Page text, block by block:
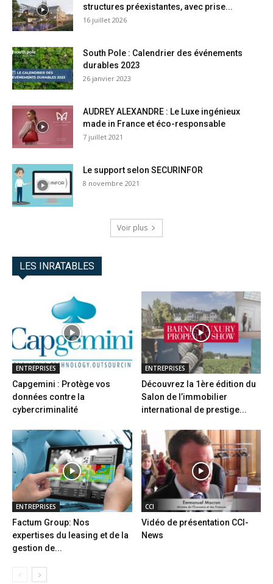
structures préexistantes, avec prise...
16 juillet 2026
South Pole : Calendrier des événements
durables 2023
26 janvier 2023
AUDREY ALEXANDRE : Le Luxe ingénieux
made in France et éco-responsable
7 juillet 2021
Le support selon SECURINFOR
8 novembre 2021
Voir plus
LES INRATABLES
ENTREPRISES
Capgemini : Protège vos
données contre la
cybercriminalité
ENTREPRISES
Découvrez la 1ère édition du
Salon de l’immobilier
international de prestige...
ENTREPRISES
Factum Group: Nos
expertises du leasing et de la
gestion de...
CCI
Vidéo de présentation CCI-
News